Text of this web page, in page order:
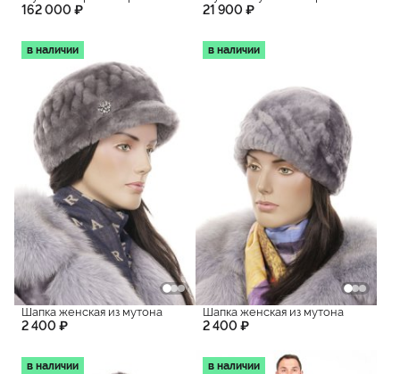
162 000 ₽ 21 900 ₽
в наличии
Шапка женская из мутона
2 400 ₽
в наличии
Шапка женская из мутона
2 400 ₽
в наличии в наличии